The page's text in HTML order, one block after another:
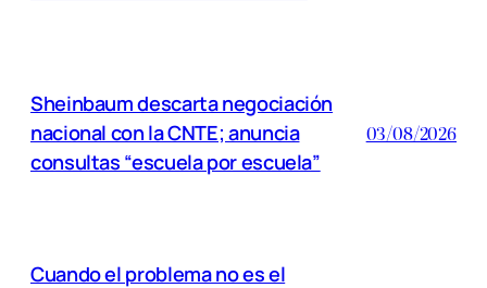
Sheinbaum descarta negociación
nacional con la CNTE; anuncia
consultas “escuela por escuela”
03/08/2026
Cuando el problema no es el